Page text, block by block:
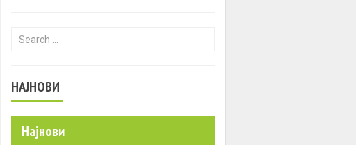
Search for:
НАЈНОВИ
Најнови